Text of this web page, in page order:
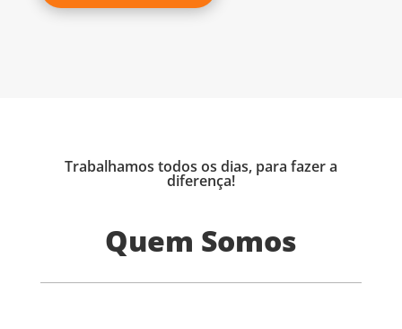
Quem Somos
Trabalhamos todos os dias, para fazer a
diferença!